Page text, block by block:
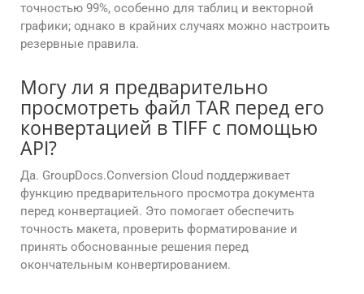
точностью 99%, особенно для таблиц и векторной
графики; однако в крайних случаях можно настроить
резервные правила.
Могу ли я предварительно
просмотреть файл TAR перед его
конвертацией в TIFF с помощью
API?
Да. GroupDocs.Conversion Cloud поддерживает
функцию предварительного просмотра документа
перед конвертацией. Это помогает обеспечить
точность макета, проверить форматирование и
принять обоснованные решения перед
окончательным конвертированием.